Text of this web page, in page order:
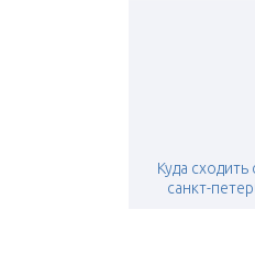
Куда
санкт-